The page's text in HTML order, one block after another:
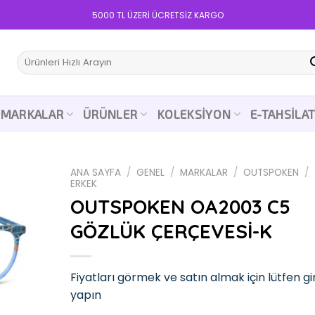
5000 TL ÜZERİ ÜCRETSİZ KARGO
Ara:
MARKALAR ÜRÜNLER KOLEKSIYON E-TAHSILAT
Add to
wishlist
ANA SAYFA / GENEL / MARKALAR / OUTSPOKEN /
ERKEK
OUTSPOKEN OA2003 C5
GÖZLÜK ÇERÇEVESİ-K
Fiyatları görmek ve satın almak için lütfen
yapın